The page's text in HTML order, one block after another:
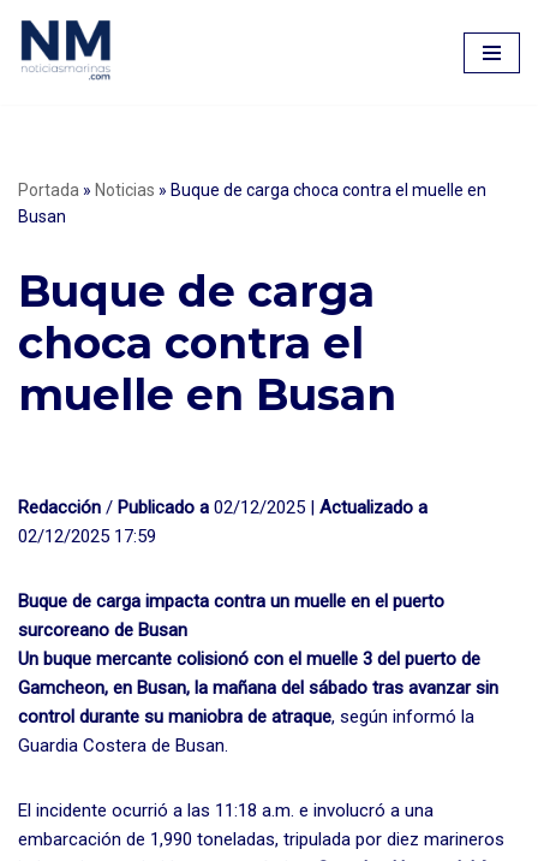
Saltar
Portada » Noticias » Buque de carga choca contra el muelle en
Busan
Buque de carga
choca contra el
muelle en Busan
Redacción / Publicado a 02/12/2025 | Actualizado a
02/12/2025 17:59
Buque de carga impacta contra un muelle en el puerto
surcoreano de Busan
Un buque mercante colisionó con el muelle 3 del puerto de
Gamcheon, en Busan, la mañana del sábado tras avanzar sin
control durante su maniobra de atraque, según informó la
Guardia Costera de Busan.
El incidente ocurrió a las 11:18 a.m. e involucró a una
embarcación de 1,990 toneladas, tripulada por diez marineros